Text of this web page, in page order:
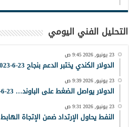
التحليل الفني اليومي
23 يونيو, 2026 9:45 ص
الدولار الكندي يختبر الدعم بنجاح 23-6-2023
23 يونيو, 2026 9:39 ص
الدولار يواصل الضغط على الباوند… 23-6-2026
23 يونيو, 2026 9:31 ص
النفط يحاول الإرتداد ضمن الإتجاة الهابط 23-6-2026